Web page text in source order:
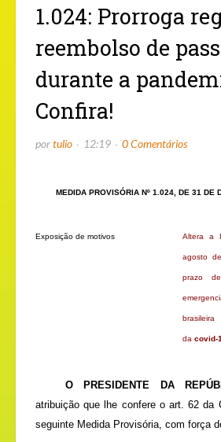
1.024: Prorroga
reembolso de
durante a
Confira!
portulio 12:19 0 Comentários
MEDIDA PROVISÓRIA Nº 1.024, DE 31 DE
Exposição de motivos Altera a
agosto
prazo
da covid-
O PRESIDENTE DA
atribuição que lhe confere o art. 62 da
seguinte Medida Provisória, com força